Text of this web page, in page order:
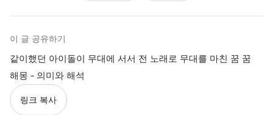
이 글 공유하기
같이했던 아이돌이 무대에 서서 전 노래로 무대를 마친 꿈 꿈
해몽 - 의미와 해석
링크 복사